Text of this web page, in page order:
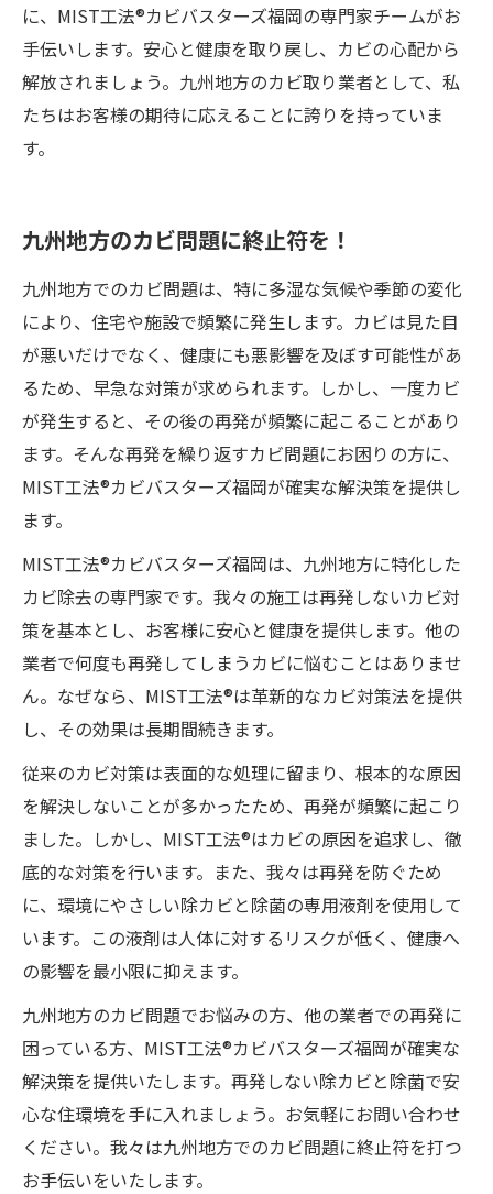
に、MIST工法®カビバスターズ福岡の専門家チームがお
手伝いします。安心と健康を取り戻し、カビの心配から
解放されましょう。九州地方のカビ取り業者として、私
たちはお客様の期待に応えることに誇りを持っていま
す。
九州地方のカビ問題に終止符を！
九州地方でのカビ問題は、特に多湿な気候や季節の変化
により、住宅や施設で頻繁に発生します。カビは見た目
が悪いだけでなく、健康にも悪影響を及ぼす可能性があ
るため、早急な対策が求められます。しかし、一度カビ
が発生すると、その後の再発が頻繁に起こることがあり
ます。そんな再発を繰り返すカビ問題にお困りの方に、
MIST工法®カビバスターズ福岡が確実な解決策を提供し
ます。
MIST工法®カビバスターズ福岡は、九州地方に特化した
カビ除去の専門家です。我々の施工は再発しないカビ対
策を基本とし、お客様に安心と健康を提供します。他の
業者で何度も再発してしまうカビに悩むことはありませ
ん。なぜなら、MIST工法®は革新的なカビ対策法を提供
し、その効果は長期間続きます。
従来のカビ対策は表面的な処理に留まり、根本的な原因
を解決しないことが多かったため、再発が頻繁に起こり
ました。しかし、MIST工法®はカビの原因を追求し、徹
底的な対策を行います。また、我々は再発を防ぐため
に、環境にやさしい除カビと除菌の専用液剤を使用して
います。この液剤は人体に対するリスクが低く、健康へ
の影響を最小限に抑えます。
九州地方のカビ問題でお悩みの方、他の業者での再発に
困っている方、MIST工法®カビバスターズ福岡が確実な
解決策を提供いたします。再発しない除カビと除菌で安
心な住環境を手に入れましょう。お気軽にお問い合わせ
ください。我々は九州地方でのカビ問題に終止符を打つ
お手伝いをいたします。